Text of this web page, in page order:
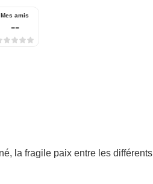
Mes amis
--
la fragile paix entre les différents